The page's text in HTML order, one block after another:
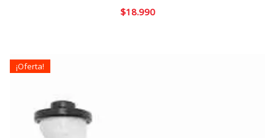
$18.990
¡Oferta!